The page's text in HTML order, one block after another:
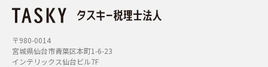
〒980-0014
宮城県仙台市青葉区本町1-6-23
インテリックス仙台ビル7F